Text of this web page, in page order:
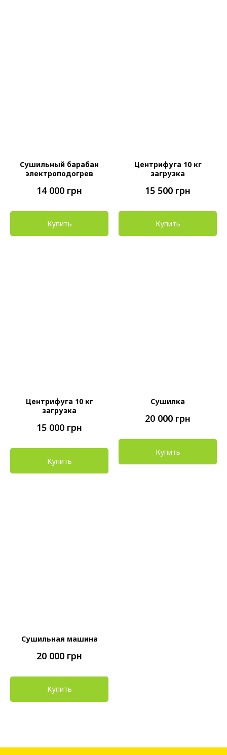
Сушильный барабан
электроподогрев
14 000 грн
Купить
Центрифуга 10 кг
загрузка
15 500 грн
Купить
Центрифуга 10 кг
загрузка
15 000 грн
Купить
Сушилка
20 000 грн
Купить
Сушильная машина
20 000 грн
Купить